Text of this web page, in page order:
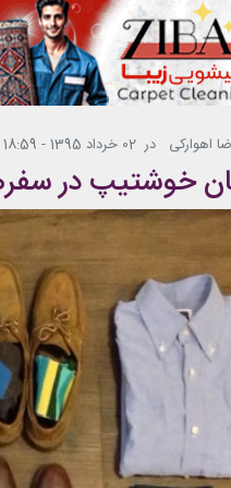
اهوارکی در 02 خرداد 1395 - 18:59
خوشتیپ در